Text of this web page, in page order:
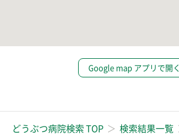
Google map アプリで開く
どうぶつ病院検索 TOP 検索結果一覧